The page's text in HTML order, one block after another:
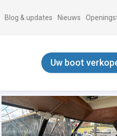
Blog & updates Nieuws
Uw boot